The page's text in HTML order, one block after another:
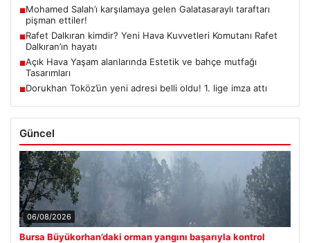
■Mohamed Salah’ı karşılamaya gelen Galatasaraylı taraftarı
pişman ettiler!
■Rafet Dalkıran kimdir? Yeni Hava Kuvvetleri Komutanı Rafet
Dalkıran’ın hayatı
■Açık Hava Yaşam alanlarında Estetik ve bahçe mutfağı
Tasarımları
■Dorukhan Toköz’ün yeni adresi belli oldu! 1. lige imza attı
Güncel
06/08/2026
Bursa Büyükorhan’daki orman yangını başarıyla kontrol